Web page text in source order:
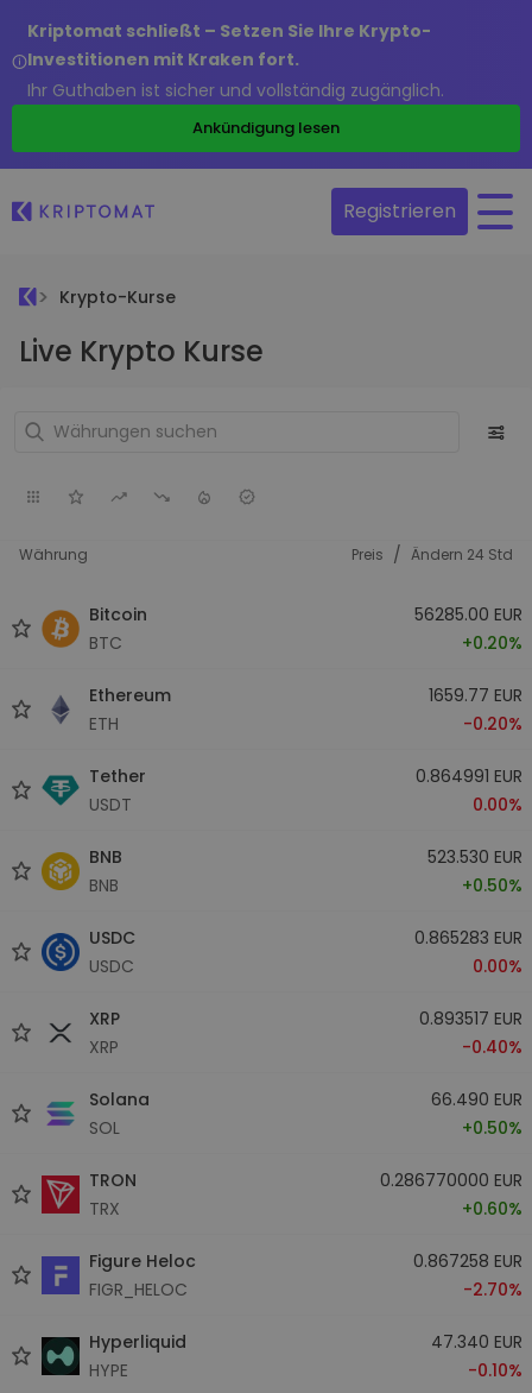
Kriptomat schließt – Setzen Sie Ihre Krypto-
Investitionen mit Kraken fort.
Ihr Guthaben ist sicher und vollständig zugänglich.
Ankündigung lesen
Registrieren
Krypto-Kurse
Live Krypto Kurse
Währung Preis / Ändern 24 Std
Bitcoin
BTC
56285.00 EUR
+0.20%
Ethereum
ETH
1659.77 EUR
-0.20%
Tether
USDT
0.864991 EUR
0.00%
BNB
BNB
523.530 EUR
+0.50%
USDC
USDC
0.865283 EUR
0.00%
XRP
XRP
0.893517 EUR
-0.40%
Solana
SOL
66.490 EUR
+0.50%
TRON
TRX
0.286770000 EUR
+0.60%
Figure Heloc
FIGR_HELOC
0.867258 EUR
-2.70%
Hyperliquid
HYPE
47.340 EUR
-0.10%